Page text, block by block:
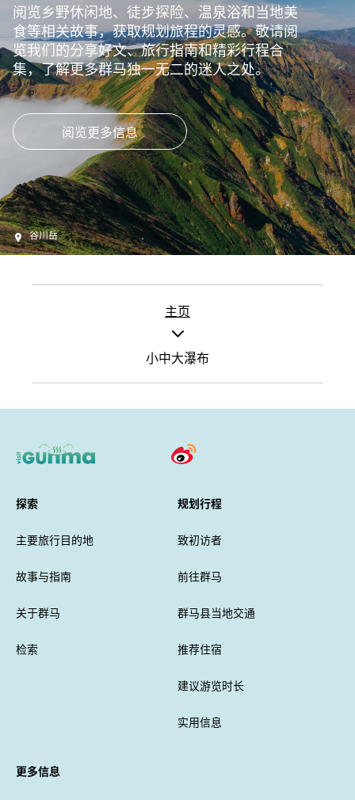
阅览乡野休闲地、徒步探险、温泉浴和当地美
食等相关故事，获取规划旅程的灵感。敬请阅
览我们的分享好文、旅行指南和精彩行程合
集，了解更多群马独一无二的迷人之处。
阅览更多信息
谷川岳
主页
小中大瀑布
探索
主要旅行目的地
故事与指南
关于群马
检索
规划行程
致初访者
前往群马
群马县当地交通
推荐住宿
建议游览时长
实用信息
更多信息